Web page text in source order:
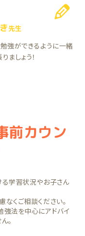
先生
強ができるように一緒
ましょう！
前カウン
る学習状況やお子さん
くご相談ください。
強法を中心にアドバイ
。